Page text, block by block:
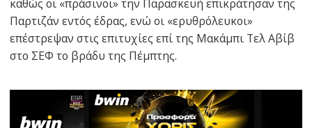
καθώς οι «πράσινοι» την Παρασκευή επικράτησαν της
Παρτιζάν εντός έδρας, ενώ οι «ερυθρόλευκοι»
επέστρεψαν στις επιτυχίες επί της Μακάμπι Τελ Αβίβ
στο ΣΕΦ το βράδυ της Πέμπτης.